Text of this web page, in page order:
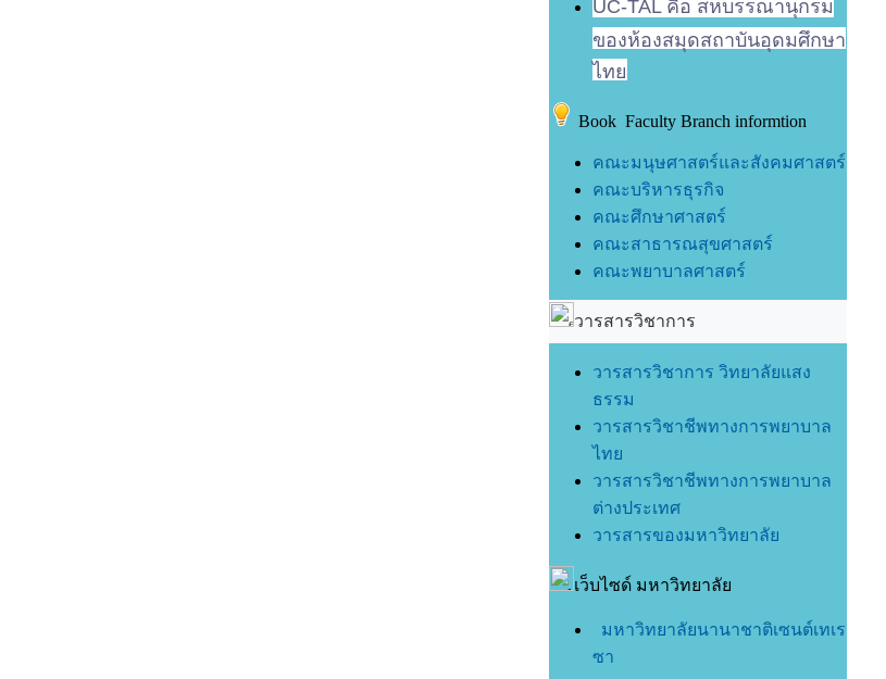
UC-TAL คือ สหบรรณานุกรม
ของห้องสมุดสถาบันอุดมศึกษา
ไทย
Book Faculty Branch informtion
คณะมนุษศาสตร์และสังคมศาสตร์
คณะบริหารธุรกิจ
คณะศึกษาศาสตร์
คณะสาธารณสุขศาสตร์
คณะพยาบาลศาสตร์
วารสารวิชาการ
วารสารวิชาการ วิทยาลัยแสง
ธรรม
วารสารวิชาชีพทางการพยาบาล
ไทย
วารสารวิชาชีพทางการพยาบาล
ต่างประเทศ
วารสารของมหาวิทยาลัย
เว็บไซด์ มหาวิทยาลัย
มหาวิทยาลัยนานาชาติเซนต์เทเร
ซา